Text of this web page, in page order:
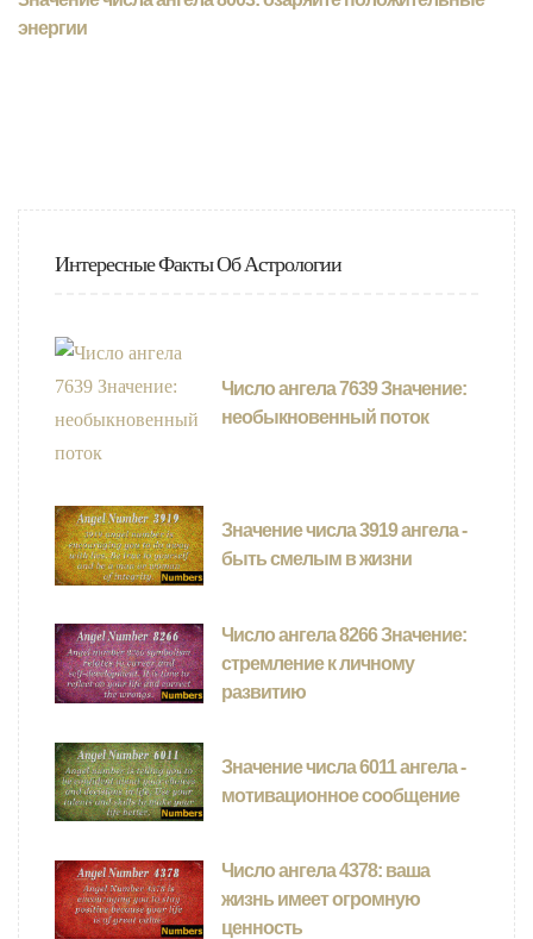
энергии
Интересные Факты Об Астрологии
Число ангела 7639 Значение:
необыкновенный поток
Значение числа 3919 ангела -
быть смелым в жизни
Число ангела 8266 Значение:
стремление к личному
развитию
Значение числа 6011 ангела -
мотивационное сообщение
Число ангела 4378: ваша
жизнь имеет огромную
ценность